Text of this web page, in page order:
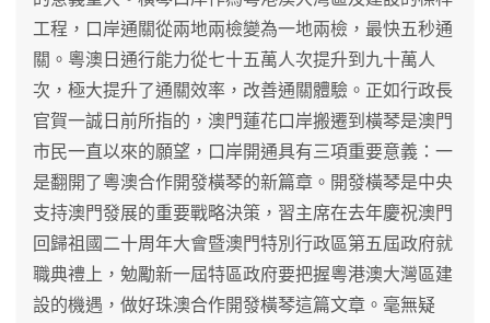
工程，口岸通關從兩地兩檢變為一地兩檢，最快五秒通
關。粵澳日通行能力從七十五萬人次提升到九十萬人
次，極大提升了通關效率，改善通關體驗。正如行政長
官賀一誠日前所指的，澳門蓮花口岸搬遷到橫琴是澳門
市民一直以來的願望，口岸開通具有三項重要意義：一
是翻開了粵澳合作開發橫琴的新篇章。開發橫琴是中央
支持澳門發展的重要戰略決策，習主席在去年慶祝澳門
回歸祖國二十周年大會暨澳門特別行政區第五屆政府就
職典禮上，勉勵新一屆特區政府要把握粵港澳大灣區建
設的機遇，做好珠澳合作開發橫琴這篇文章。毫無疑